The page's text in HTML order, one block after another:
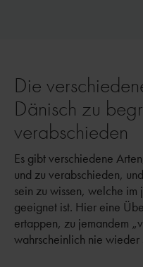
Die
Dänisch zu
verabschieden
Es gibt verschiedene
und zu verabschieden,
sein zu wissen, welche
geeignet ist. Hier eine
ertappen, zu jemandem
wahrscheinlich nie wieder